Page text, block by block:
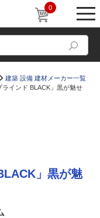
0
施工代理店募集
建築 設備 建材メーカー一覧
ラインド BLACK」黒が魅せ
」黒が魅